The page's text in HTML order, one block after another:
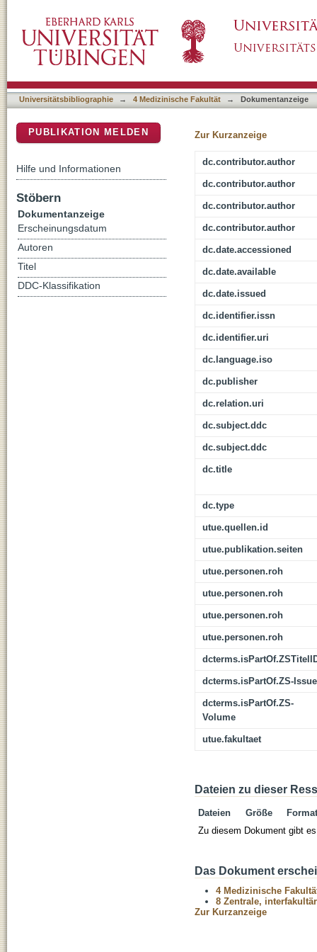
Universitätsbibliographie → 4 Medizinische Fakultät → Dokumentanzeige
Zur Kurzanzeige
dc.contributor.author
dc.contributor.author
dc.contributor.author
dc.contributor.author
dc.date.accessioned
dc.date.available
dc.date.issued
dc.identifier.issn
dc.identifier.uri
dc.language.iso
dc.publisher
dc.relation.uri
dc.subject.ddc
dc.subject.ddc
dc.title
dc.type
utue.quellen.id
utue.publikation.seiten
utue.personen.roh
utue.personen.roh
utue.personen.roh
utue.personen.roh
dcterms.isPartOf.ZS-Issue
dcterms.isPartOf.ZS-
Volume
utue.fakultaet
Dateien zu dieser
Dateien Größe
Format
Zu diesem Dokument gibt
Das Dokument
4 Medizinische
8 Zentrale,
Zur Kurzanzeige
PUBLIKATION MELDEN
Hilfe und Informationen
Stöbern
Dokumentanzeige
Erscheinungsdatum
Autoren
Titel
DDC-Klassifikation